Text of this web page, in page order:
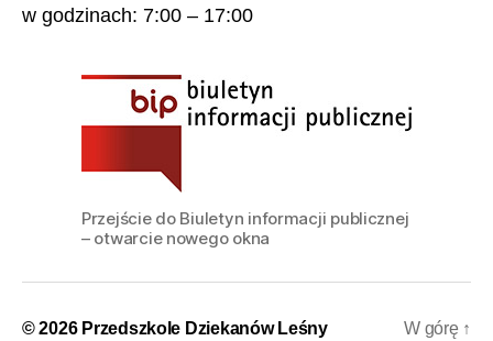
w godzinach: 7:00 – 17:00
Przejście do Biuletyn informacji publicznej
– otwarcie nowego okna
© 2026 Przedszkole Dziekanów Leśny W górę ↑